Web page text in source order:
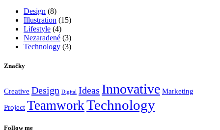
Design (8)
Illustration (15)
Lifestyle (4)
Nezaradené (3)
Technology (3)
Značky
Creative Design Digital Ideas Innovative Marketing
Project TeamworkTechnology
Follow me